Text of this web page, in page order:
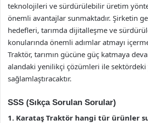
teknolojileri ve sürdürülebilir üretim
önemli avantajlar sunmaktadır. Şirketin
hedefleri, tarımda dijitalleşme ve
konularında önemli adımlar atmayı
Traktör, tarımın gücüne güç katmaya
alandaki yenilikçi çözümleri ile
sağlamlaştıracaktır.
SSS (Sıkça Sorulan Sorular)
1. Karataş Traktör hangi tür ürünler